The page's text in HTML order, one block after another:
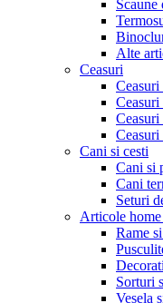
Scaune
Alte
Ceasuri
Ceasuri
Ceasuri
Ceasuri
Cani si cesti
Cani si
Cani
Seturi
Articole
Rame
Sorturi
Vesela